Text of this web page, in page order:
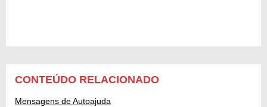
CONTEÚDO RELACIONADO
Mensagens de Autoajuda